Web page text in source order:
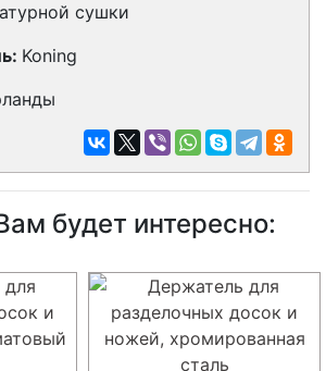
сушки
Koning
будет интересно: